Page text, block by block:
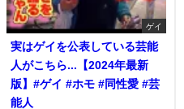
ゲイ
実はゲイを公表している芸能
人がこちら...【2024年最新
版】#ゲイ #ホモ #同性愛 #芸
能人